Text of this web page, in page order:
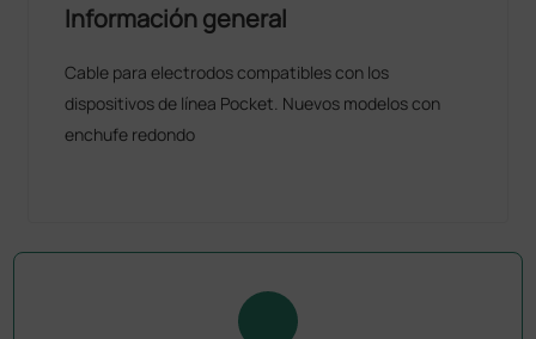
Información general
Cable para electrodos compatibles con los
dispositivos de línea Pocket. Nuevos modelos con
enchufe redondo